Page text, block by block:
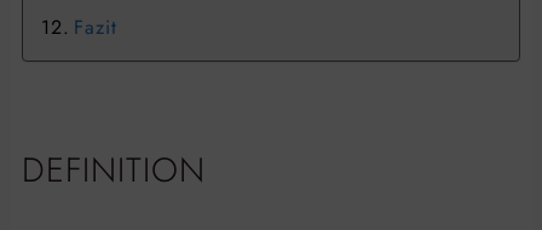
Fazit
DEFINITION